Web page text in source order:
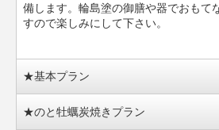
備します。輪島塗の御膳や器でおもて
すので楽しみにして下さい。
★基本プラン
★のと牡蠣炭焼きプラン